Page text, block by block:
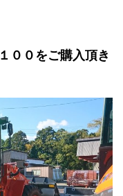
００をご購入頂き